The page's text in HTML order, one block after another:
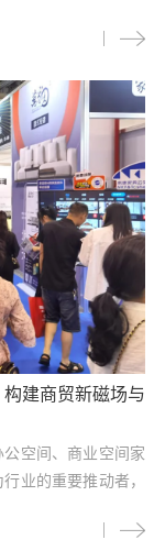
建商贸新磁场与
空间、商业空间家
业的重要推动者，